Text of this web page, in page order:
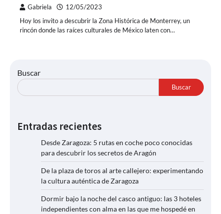
Gabriela 12/05/2023
Hoy los invito a descubrir la Zona Histórica de Monterrey, un
rincón donde las raíces culturales de México laten con…
Buscar
Buscar
Entradas recientes
Desde Zaragoza: 5 rutas en coche poco conocidas
para descubrir los secretos de Aragón
De la plaza de toros al arte callejero: experimentando
la cultura auténtica de Zaragoza
Dormir bajo la noche del casco antiguo: las 3 hoteles
independientes con alma en las que me hospedé en